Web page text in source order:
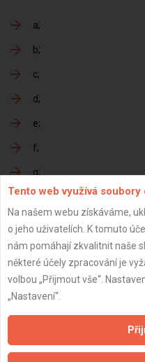
a
b
c
d
e
f
g
h
Předání dokončené
a
b
c
Tento web využívá soubory
Na našem webu získáváme,
o jeho uživatelích. K tomuto
nám pomáhají zkvalitnit naše
některé účely zpracování je
volbou „Přijmout vše“.
„Nastavení“.